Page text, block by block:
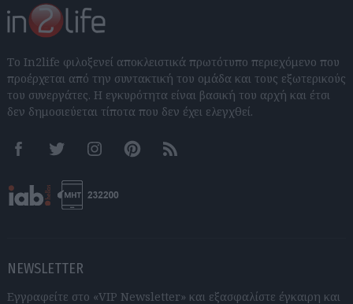
Το In2life φιλοξενεί αποκλειστικά πρωτότυπο περιεχόμενο που
προέρχεται από την συντακτική του ομάδα και τους εξωτερικούς
του συνεργάτες. Η εγκυρότητα είναι βασική του αρχή και έτσι
δεν δημοσιεύεται τίποτα που δεν έχει ελεγχθεί.
FacebookTwitter InstagramPinterestRSS feeds
NEWSLETTER
Εγγραφείτε στο «VIP Newsletter» και εξασφαλίστε έγκαιρη και